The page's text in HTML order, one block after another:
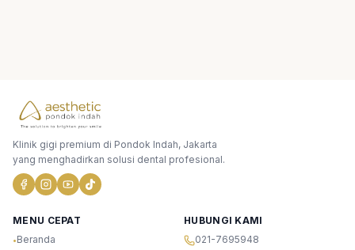
Klinik gigi premium di Pondok Indah, Jakarta
yang menghadirkan solusi dental profesional.
MENU CEPAT
•Beranda
HUBUNGI KAMI
021-7695948